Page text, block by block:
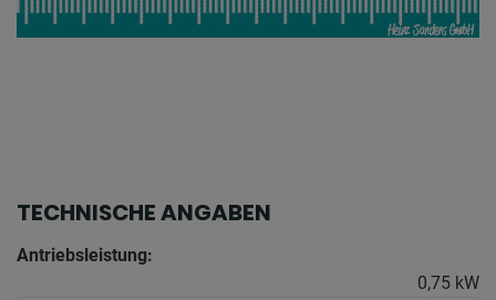
TECHNISCHE ANGABEN
Antriebsleistung:
0,75 kW